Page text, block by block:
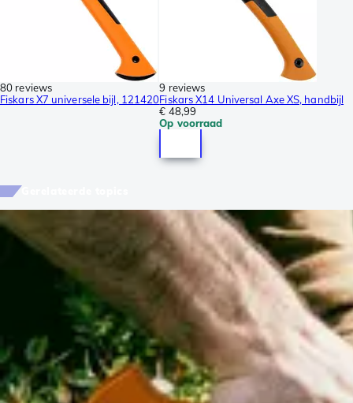
80 reviews
Fiskars X7 universele bijl, 121420
9 reviews
Fiskars X14 Universal Axe XS, handbijl
€ 48,99
Op voorraad